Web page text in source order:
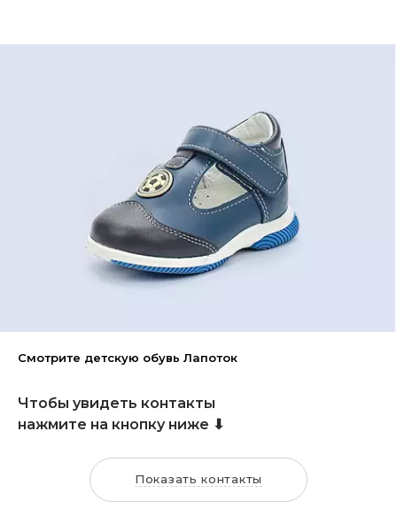
Смотрите детскую обувь Лапоток
Чтобы увидеть контакты
нажмите на кнопку ниже ⬇
Показать контакты